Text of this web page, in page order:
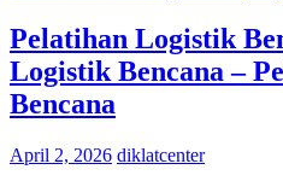
Pelatihan Logistik
Logistik Bencana –
Bencana
April 2, 2026 diklatcenter